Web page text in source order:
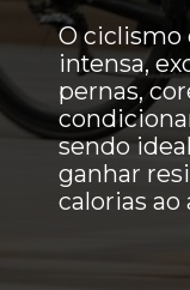
O ciclismo
intensa,
pernas,
sendo
ganhar
calorias ao